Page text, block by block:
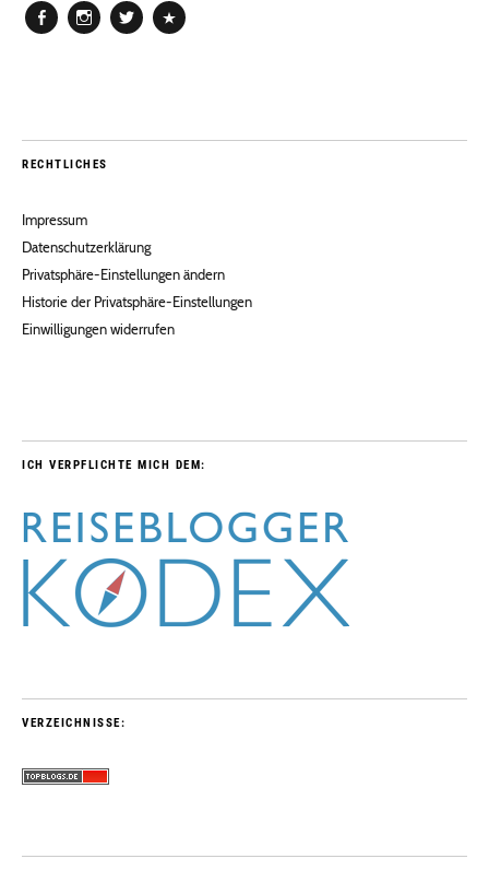
RECHTLICHES
Impressum
Datenschutzerklärung
Privatsphäre-Einstellungen ändern
Historie der Privatsphäre-Einstellungen
Einwilligungen widerrufen
ICH VERPFLICHTE MICH DEM:
VERZEICHNISSE: